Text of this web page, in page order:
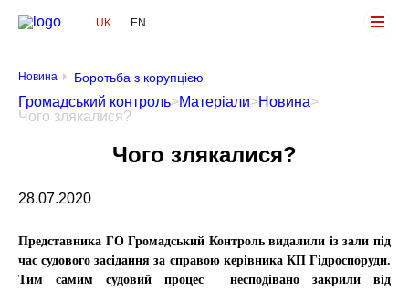
Громадський Контроль
UK EN
Новина Боротьба з корупцією
Громадський контроль>Матеріали>Новина>
Чого злякалися?
Чого злякалися?
28.07.2020
Представника ГО Громадський Контроль видалили із зали під
час судового засідання за справою керівника КП Гідроспоруди.
Тим самим судовий процес несподівано закрили від